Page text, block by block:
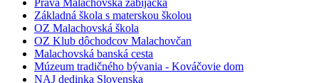
Pravá Malachovská zabíjačka
Základná škola s materskou školou
OZ Malachovská škola
OZ Klub dôchodcov Malachovčan
Malachovská banská cesta
Múzeum tradičného bývania - Kováčovie dom
NAJ dedinka Slovenska